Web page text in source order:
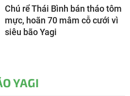
Chú rể Thái Bình bán tháo tôm
mực, hoãn 70 mâm cỗ cưới vì
siêu bão Yagi
YAGI